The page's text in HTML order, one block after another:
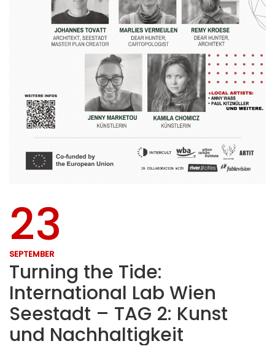
23
SEPTEMBER
Turning the Tide:
International Lab Wien
Seestadt – TAG 2: Kunst
und Nachhaltigkeit